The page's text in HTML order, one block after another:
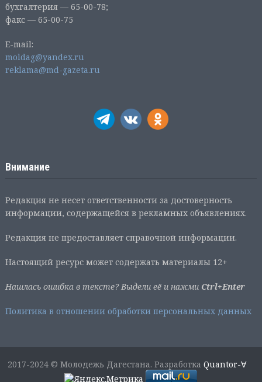
бухгалтерия — 65-00-78;
факс — 65-00-75
E-mail:
moldag@yandex.ru
reklama@md-gazeta.ru
Внимание
Редакция не несет ответственности за достоверность
информации, содержащейся в рекламных объявлениях.
Редакция не предоставляет справочной информации.
Настоящий ресурс может содержать материалы 12+
Нашлась ошибка в тексте? Выдели её и нажми Ctrl+Enter
Политика в отношении обработки персональных данных
2017-2024 © Молодежь Дагестана. РазработкаQuantor-∀